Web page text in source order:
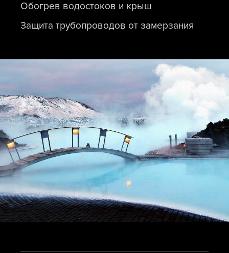
Обогрев водостоков и крыш
Защита трубопроводов от замерзания